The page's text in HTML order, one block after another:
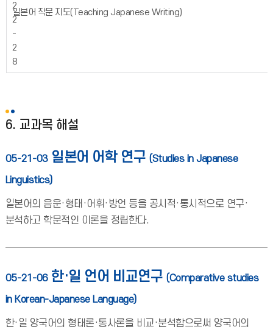
2
2
-
2
8
일본어 작문 지도(Teaching Japanese Writing)
6. 교과목 해설
05-21-03 일본어 어학 연구 (Studies in Japanese
Linguistics)
일본어의 음운·형태·어휘·방언 등을 공시적·통시적으로 연구·
분석하고 학문적인 이론을 정립한다.
05-21-06 한·일 언어 비교연구 (Comparative studies
in Korean-Japanese Language)
한·일 양국어의 형태론·통사론을 비교·분석함으로써 양국어의